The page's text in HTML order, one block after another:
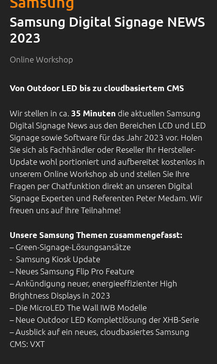
Samsung Digital Signage NEWS
2023
Online Workshop
Von Outdoor LED bis zu cloudbasiertem CMS
​​​​​Wir stellen in ca. 35 Minuten die aktuellen Samsung
Digital Signage News aus den Bereichen LCD und LED
Signage sowie Software für das Jahr 2023 vor. Holen
Sie sich als Fachhändler oder Reseller Ihr Hersteller-
Update wohl portioniert und aufbereitet kostenlos in
unserem Online Workshop ab und stellen Sie Ihre
Fragen per Chatfunktion direkt an unseren Digital
Signage Experten und Referenten Peter Medam. Wir
freuen uns auf Ihre Teilnahme!
Unsere Samsung Themen zusammengefasst:
– Green-Signage-Lösungsansätze
​​​​​​​- Samsung Kiosk Update
– Neues Samsung Flip Pro Feature
– Ankündigung neuer, energieeffizienter High
Brightness Displays in 2023
– Die MicroLED The Wall IWB Modelle
– Neue Outdoor LED Komplettlösung der XHB-Serie
– Ausblick auf ein neues, cloudbasiertes Samsung
CMS: VXT